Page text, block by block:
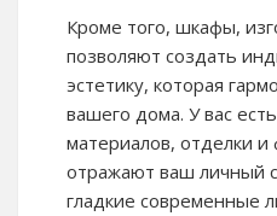
Кроме того, шкафы,
позволяют создать
эстетику, которая
вашего дома. У вас
материалов, отделки
отражают ваш личный
гладкие современные